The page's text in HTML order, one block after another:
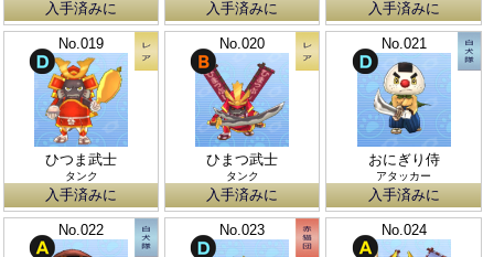
入手済みに 入手済みに 入手済みに
No.019
ひつま武士
タンク
入手済みに
No.020
ひまつ武士
タンク
入手済みに
No.021
おにぎり侍
アタッカー
入手済みに
No.022 No.023 No.024